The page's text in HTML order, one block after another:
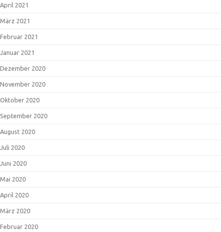
April 2021
März 2021
Februar 2021
Januar 2021
Dezember 2020
November 2020
Oktober 2020
September 2020
August 2020
Juli 2020
Juni 2020
Mai 2020
April 2020
März 2020
Februar 2020